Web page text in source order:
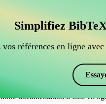
vos références
gérer vos références
citations et
dans votre projet Overleaf.
et des citations dans
documentation d’aide en
Simplifiez
vos références en ligne